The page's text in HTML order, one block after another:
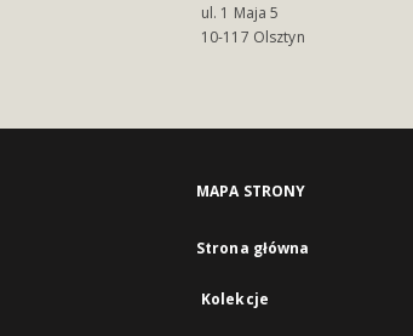
ul. 1 Maja 5
10-117 Olsztyn
MAPA STRONY
Strona główna
Kolekcje